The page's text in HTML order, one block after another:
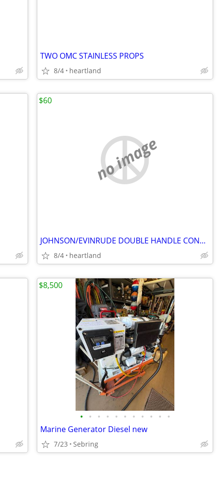
TWO OMC STAINLESS PROPS
8/4 heartland
no image
JOHNSON/EVINRUDE DOUBLE HANDLE CONTROL BOX
8/4 heartland
$60
• • • • • • • • • • •
Marine Generator Diesel new
7/23 Sebring
$8,500